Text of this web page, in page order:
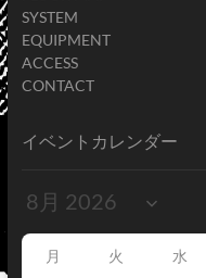
SYSTEM
EQUIPMENT
ACCESS
CONTACT
イベントカレンダー
月 火 水